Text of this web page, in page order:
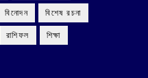
বিনোদন বিশেষ রচনা
রাশিফল শিক্ষা